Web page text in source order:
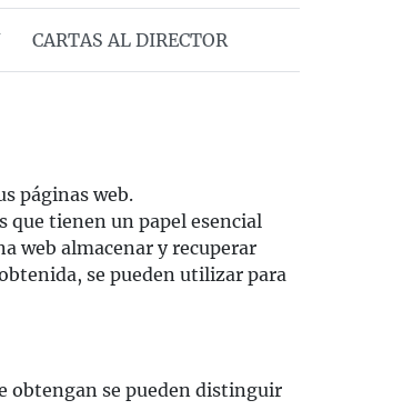
CARTAS AL DIRECTOR
páginas web.
que tienen un papel esencial
web almacenar y recuperar
se pueden utilizar para
obtengan se pueden distinguir